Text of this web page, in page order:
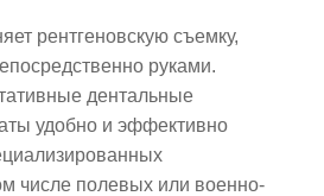
рентгеновскую съемку,
руками.
дентальные
удобно и эффективно
числе полевых или военно-